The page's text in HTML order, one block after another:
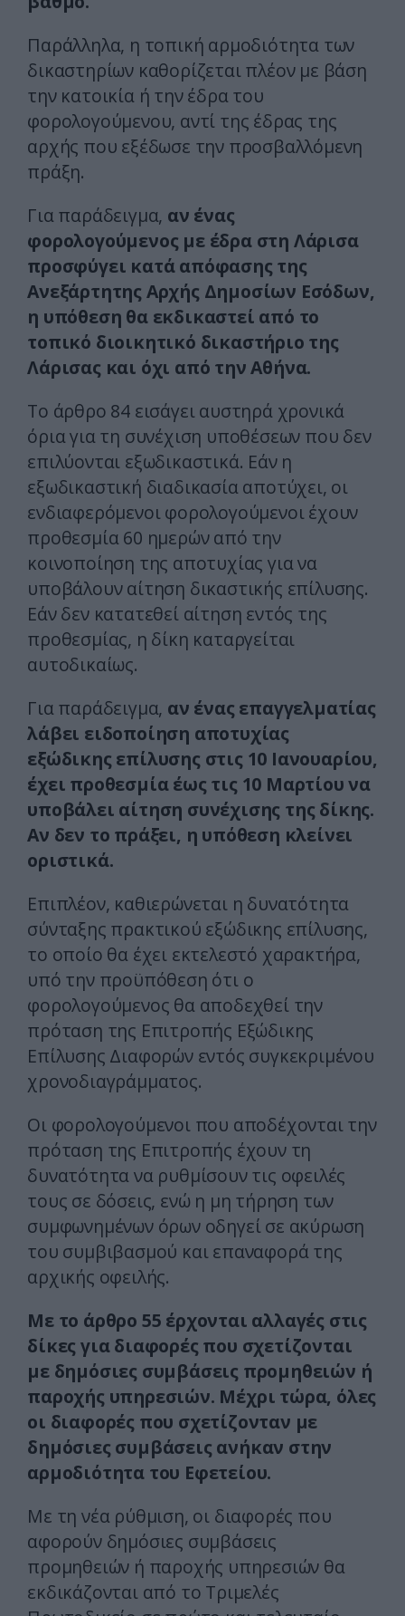
Παράλληλα, η τοπική αρμοδιότητα των
δικαστηρίων καθορίζεται πλέον με βάση
την κατοικία ή την έδρα του
φορολογούμενου, αντί της έδρας της
αρχής που εξέδωσε την προσβαλλόμενη
πράξη.
Για παράδειγμα, αν ένας
φορολογούμενος με έδρα στη Λάρισα
προσφύγει κατά απόφασης της
Ανεξάρτητης Αρχής Δημοσίων Εσόδων,
η υπόθεση θα εκδικαστεί από το
τοπικό διοικητικό δικαστήριο της
Λάρισας και όχι από την Αθήνα.
Το άρθρο 84 εισάγει αυστηρά χρονικά
όρια για τη συνέχιση υποθέσεων που δεν
επιλύονται εξωδικαστικά. Εάν η
εξωδικαστική διαδικασία αποτύχει, οι
ενδιαφερόμενοι φορολογούμενοι έχουν
προθεσμία 60 ημερών από την
κοινοποίηση της αποτυχίας για να
υποβάλουν αίτηση δικαστικής επίλυσης.
Εάν δεν κατατεθεί αίτηση εντός της
προθεσμίας, η δίκη καταργείται
αυτοδικαίως.
Για παράδειγμα, αν ένας επαγγελματίας
λάβει ειδοποίηση αποτυχίας
εξώδικης επίλυσης στις 10 Ιανουαρίου,
έχει προθεσμία έως τις 10 Μαρτίου να
υποβάλει αίτηση συνέχισης της δίκης.
Αν δεν το πράξει, η υπόθεση κλείνει
οριστικά.
Επιπλέον, καθιερώνεται η δυνατότητα
σύνταξης πρακτικού εξώδικης επίλυσης,
το οποίο θα έχει εκτελεστό χαρακτήρα,
υπό την προϋπόθεση ότι ο
φορολογούμενος θα αποδεχθεί την
πρόταση της Επιτροπής Εξώδικης
Επίλυσης Διαφορών εντός συγκεκριμένου
χρονοδιαγράμματος.
Οι φορολογούμενοι που αποδέχονται την
πρόταση της Επιτροπής έχουν τη
δυνατότητα να ρυθμίσουν τις οφειλές
τους σε δόσεις, ενώ η μη τήρηση των
συμφωνημένων όρων οδηγεί σε ακύρωση
του συμβιβασμού και επαναφορά της
αρχικής οφειλής.
Με το άρθρο 55 έρχονται αλλαγές στις
δίκες για διαφορές που σχετίζονται
με δημόσιες συμβάσεις προμηθειών ή
παροχής υπηρεσιών. Μέχρι τώρα, όλες
οι διαφορές που σχετίζονταν με
δημόσιες συμβάσεις ανήκαν στην
αρμοδιότητα του Εφετείου.
Με τη νέα ρύθμιση, οι διαφορές που
αφορούν δημόσιες συμβάσεις
προμηθειών ή παροχής υπηρεσιών θα
εκδικάζονται από το Τριμελές